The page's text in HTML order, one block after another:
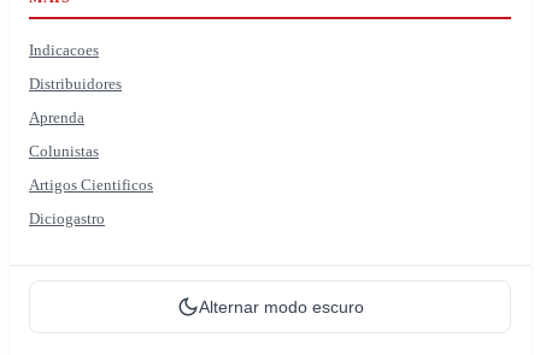
Indicacoes
Distribuidores
Aprenda
Colunistas
Artigos Cientificos
Diciogastro
Alternar modo escuro